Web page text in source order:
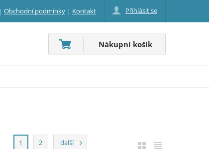
Obchodní podmínky Kontakt Přihlásit se
Nákupní košík
1 2 další